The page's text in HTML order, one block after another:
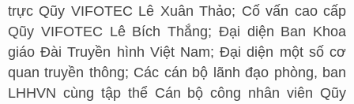
trực Qũy VIFOTEC Lê Xuân Thảo; Cố vấn cao cấp
Qũy VIFOTEC Lê Bích Thắng; Đại diện Ban Khoa
giáo Đài Truyền hình Việt Nam; Đại diện một số cơ
quan truyền thông; Các cán bộ lãnh đạo phòng, ban
LHHVN cùng tập thể Cán bộ công nhân viên Qũy